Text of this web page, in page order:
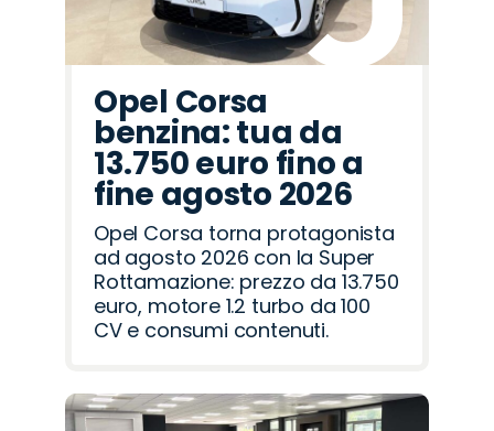
Opel Corsa
benzina: tua da
13.750 euro fino a
fine agosto 2026
Opel Corsa torna protagonista
ad agosto 2026 con la Super
Rottamazione: prezzo da 13.750
euro, motore 1.2 turbo da 100
CV e consumi contenuti.